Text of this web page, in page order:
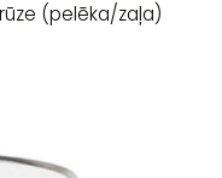
(pelēka/zaļa)